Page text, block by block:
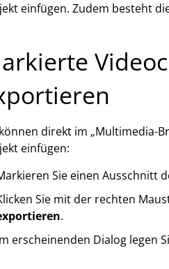
einfügen. Zudem besteht
direkt im „Multimedia-
einfügen:
Sie einen Ausschnitt
Sie mit der rechten
.
erscheinenden Dialog legen